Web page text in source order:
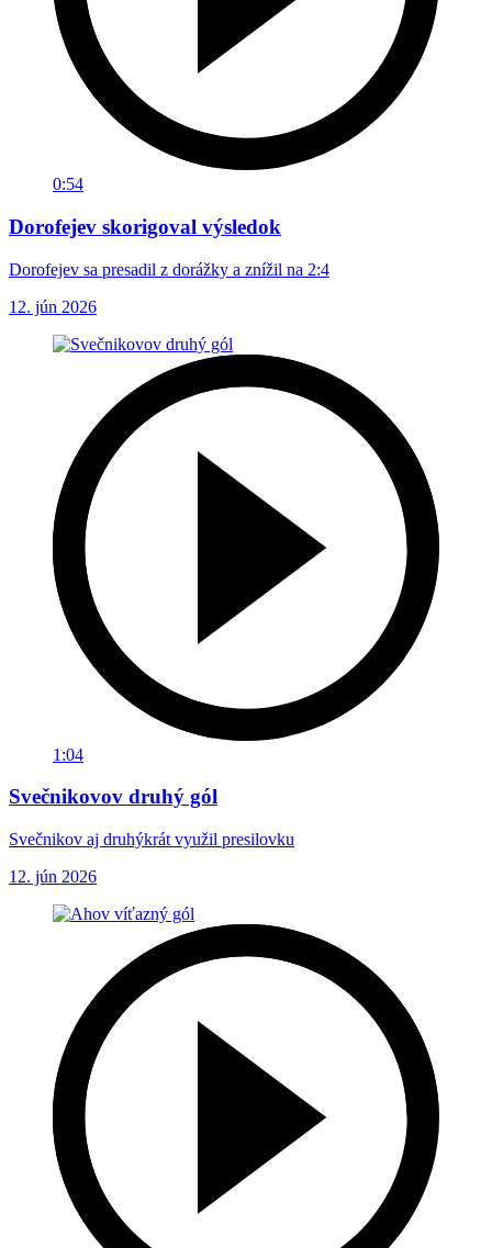
0:54
Dorofejev skorigoval výsledok
Dorofejev sa presadil z dorážky a znížil na 2:4
12. jún 2026
1:04
Svečnikovov druhý gól
Svečnikov aj druhýkrát využil presilovku
12. jún 2026